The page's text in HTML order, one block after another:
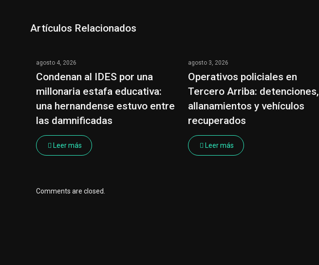
Artículos Relacionados
agosto 4, 2026
Condenan al IDES por una
millonaria estafa educativa:
una hernandense estuvo entre
las damnificadas
Leer más
agosto 3, 2026
Operativos policiales en
Tercero Arriba: detenciones,
allanamientos y vehículos
recuperados
Leer más
Comments are closed.